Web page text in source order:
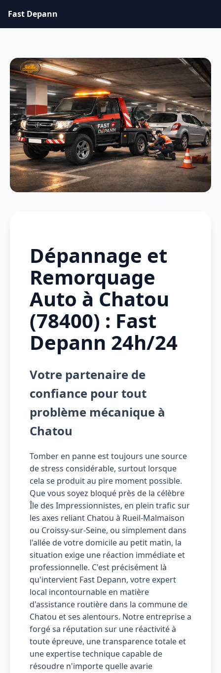
Fast Depann
Dépannage et
Remorquage
Auto à Chatou
(78400) : Fast
Depann 24h/24
Votre partenaire de
confiance pour tout
problème mécanique à
Chatou
Tomber en panne est toujours une source
de stress considérable, surtout lorsque
cela se produit au pire moment possible.
Que vous soyez bloqué près de la célèbre
Île des Impressionnistes, en plein trafic sur
les axes reliant Chatou à Rueil-Malmaison
ou Croissy-sur-Seine, ou simplement dans
l'allée de votre domicile au petit matin, la
situation exige une réaction immédiate et
professionnelle. C'est précisément là
qu'intervient Fast Depann, votre expert
local incontournable en matière
d'assistance routière dans la commune de
Chatou et ses alentours. Notre entreprise a
forgé sa réputation sur une réactivité à
toute épreuve, une transparence totale et
une expertise technique capable de
résoudre n'importe quelle avarie